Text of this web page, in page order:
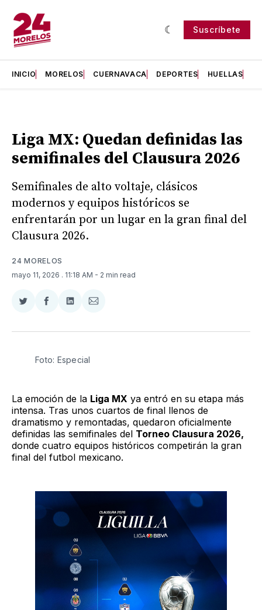
Suscríbete
INICIO MORELOS CUERNAVACA DEPORTES HUELLAS
Liga MX: Quedan definidas las
semifinales del Clausura 2026
Semifinales de alto voltaje, clásicos
modernos y equipos históricos se
enfrentarán por un lugar en la gran final del
Clausura 2026.
24 MORELOS
mayo 11, 2026 . 11:18 AM - 2 min read
Compartir
Twitter
Compartir
Facebook
Compartir
LinkedIn
Compartir
Email
Foto: Especial
La emoción de la Liga MX ya entró en su etapa más
intensa. Tras unos cuartos de final llenos de
dramatismo y remontadas, quedaron oficialmente
definidas las semifinales del Torneo Clausura 2026,
donde cuatro equipos históricos competirán la gran
final del futbol mexicano.